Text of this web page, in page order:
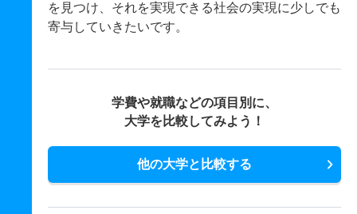
を見つけ、それを実現できる社会の実現に少しでも
寄与していきたいです。
学費や就職などの項目別に、
大学を比較してみよう！
他の大学と比較する